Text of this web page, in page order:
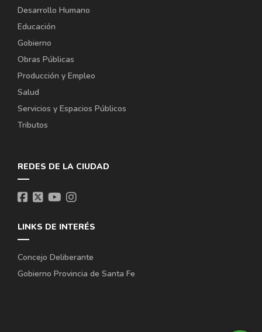
Desarrollo Humano
Educación
Gobierno
Obras Públicas
Producción y Empleo
Salud
Servicios y Espacios Públicos
Tributos
REDES DE LA CIUDAD
LINKS DE INTERÉS
Concejo Deliberante
Gobierno Provincia de Santa Fe